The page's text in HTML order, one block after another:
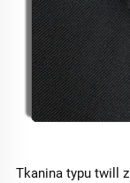
Tkanina typu twill